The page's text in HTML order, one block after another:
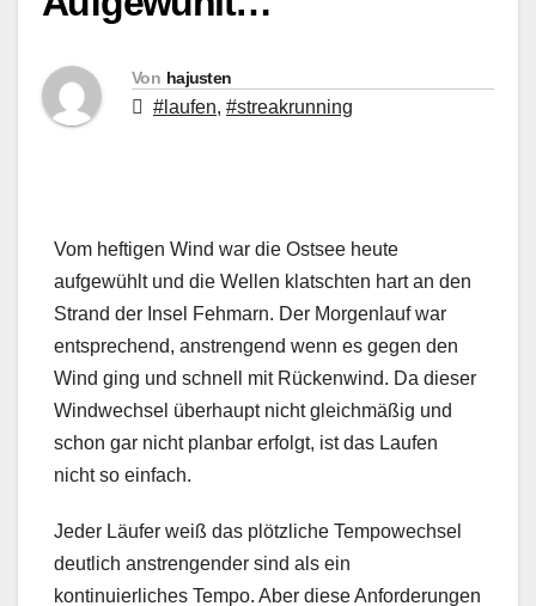
Von hajusten
#laufen, #streakrunning
Vom heftigen Wind war die Ostsee heute
aufgewühlt und die Wellen klatschten hart an den
Strand der Insel Fehmarn. Der Morgenlauf war
entsprechend, anstrengend wenn es gegen den
Wind ging und schnell mit Rückenwind. Da dieser
Windwechsel überhaupt nicht gleichmäßig und
schon gar nicht planbar erfolgt, ist das Laufen
nicht so einfach.
Jeder Läufer weiß das plötzliche Tempowechsel
deutlich anstrengender sind als ein
kontinuierliches Tempo. Aber diese Anforderungen